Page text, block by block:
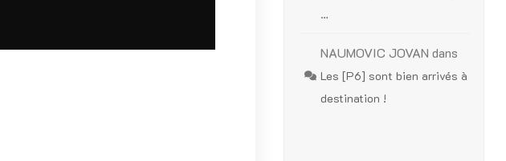
…
NAUMOVIC JOVAN dans
Les [P6] sont bien arrivés à
destination !